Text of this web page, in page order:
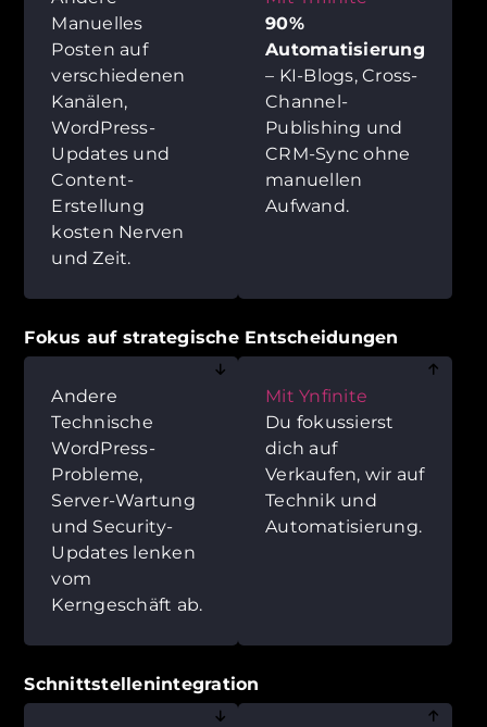
Manuelles
Posten auf
verschiedenen
Kanälen,
WordPress-
Updates und
Content-
Erstellung
kosten Nerven
und Zeit.
90%
Automatisierung
– KI-Blogs, Cross-
Channel-
Publishing und
CRM-Sync ohne
manuellen
Aufwand.
Fokus auf strategische Entscheidungen
Andere
Technische
WordPress-
Probleme,
Server-Wartung
und Security-
Updates lenken
vom
Kerngeschäft ab.
Mit Ynfinite
Du fokussierst
dich auf
Verkaufen, wir auf
Technik und
Automatisierung.
Schnittstellenintegration